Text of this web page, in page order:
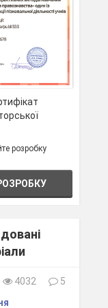
розробку
4032
5